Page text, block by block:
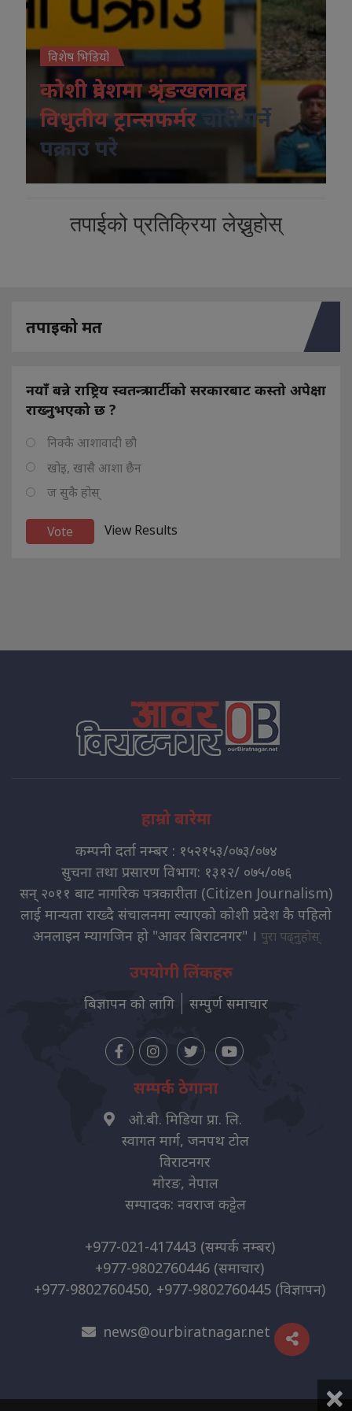
विशेष भिडियो
कोशी प्रदेशमा श्रृंङखलावद्व
विधुतीय ट्रान्सफर्मर
चोरी गर्ने
पक्राउ परे
तपाईको प्रतिक्रिया लेख्नुहोस्
तपाइको मत
नयाँ बन्ने राष्ट्रिय स्वतन्त्र पार्टीको सरकारबाट कस्तो अपेक्षा
राख्नुभएको छ ?
निक्कै आशावादी छौ
खोइ, खासै आशा छैन
ज सुकै होस्
View Results
हाम्रो बारेमा
कम्पनी दर्ता नम्बर : १५२१५३/०७३/०७४
सुचना तथा प्रसारण विभाग: १३१२/ ०७५/०७६
सन् २०११ बाट नागरिक पत्रकारीता (Citizen Journalism)
लाई मान्यता राख्दै संचालनमा ल्याएको कोशी प्रदेश कै पहिलो
अनलाइन म्यागजिन हो "आवर बिराटनगर" । पुरा पढ्नुहोस्
उपयोगी लिंकहरु
बिज्ञापन को लागि सम्पुर्ण समाचार
सम्पर्क ठेगाना
ओ.बी. मिडिया प्रा. लि.
स्वागत मार्ग, जनपथ टोल
विराटनगर
मोरङ, नेपाल
सम्पादक: नवराज कट्टेल
+977-021-417443 (सम्पर्क नम्बर)
+977-9802760446 (समाचार)
+977-9802760450, +977-9802760445 (विज्ञापन)
news@ourbiratnagar.net
×